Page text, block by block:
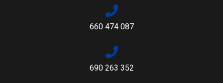
660 474 087
690 263 352